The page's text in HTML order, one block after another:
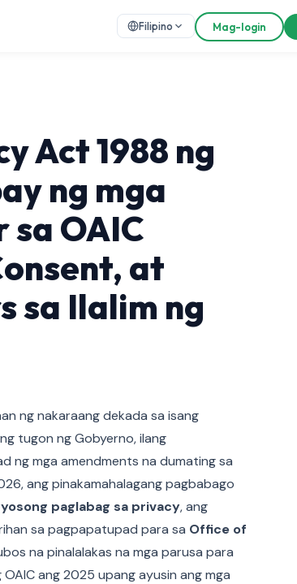
Filipino Mag-login
Act 1988 ng
ng mga
OAIC
at
sa Ilalim ng
ng nakaraang dekada sa isang
tugon ng Gobyerno, ilang
ng mga amendments na dumating sa
ang pinakamahalagang pagbabago
paglabag sa privacy, ang
sa pagpapatupad para sa Office of
na pinalalakas na mga parusa para
ang 2025 upang ayusin ang mga